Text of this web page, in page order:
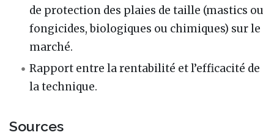
de protection des plaies de taille (mastics ou
fongicides, biologiques ou chimiques) sur le
marché.
Rapport entre la rentabilité et l’efficacité de
la technique.
Sources